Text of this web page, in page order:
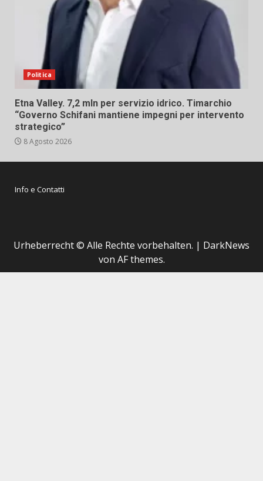
Politica
Etna Valley. 7,2 mln per servizio idrico. Timarchio
“Governo Schifani mantiene impegni per intervento
strategico”
8 Agosto 2026
Info e Contatti
Urheberrecht © Alle Rechte vorbehalten. | DarkNews
von AF themes.